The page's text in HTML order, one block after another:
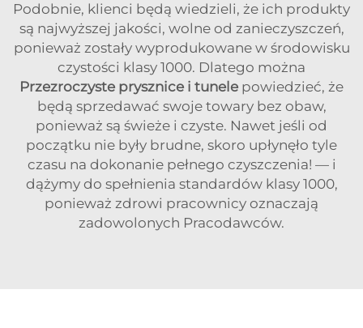
Podobnie, klienci będą wiedzieli, że ich produkty
są najwyższej jakości, wolne od zanieczyszczeń,
ponieważ zostały wyprodukowane w środowisku
czystości klasy 1000. Dlatego można
Przezroczyste prysznice i tunele powiedzieć, że
będą sprzedawać swoje towary bez obaw,
ponieważ są świeże i czyste. Nawet jeśli od
początku nie były brudne, skoro upłynęło tyle
czasu na dokonanie pełnego czyszczenia! — i
dążymy do spełnienia standardów klasy 1000,
ponieważ zdrowi pracownicy oznaczają
zadowolonych Pracodawców.